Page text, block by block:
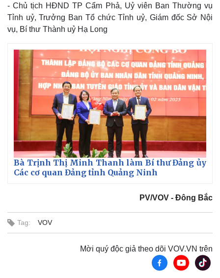
Hồ sơ
E-Magazine
Infographic
- Chủ tịch HĐND TP Cẩm Phả, Uỷ viên Ban Thường vụ
Tỉnh uỷ, Trưởng Ban Tổ chức Tỉnh uỷ, Giám đốc Sở Nội
vụ, Bí thư Thành uỷ Hạ Long
Bà Trịnh Thị Minh Thanh làm Bí thư Đảng ủy
Các cơ quan Đảng tỉnh Quảng Ninh
PV/VOV - Đông Bắc
Tag: VOV
Mời quý độc giả theo dõi VOV.VN trên